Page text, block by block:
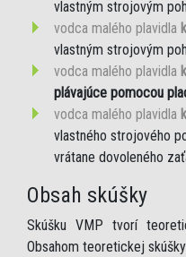
vlastným strojovým
vodca malého plavidla
vlastným strojovým
vodca malého plavidla
plávajúce pomocou
vodca malého plavidla
vlastného strojového
vrátane dovoleného
Obsah skúšky
Skúšku VMP tvorí
Obsahom teoretickej